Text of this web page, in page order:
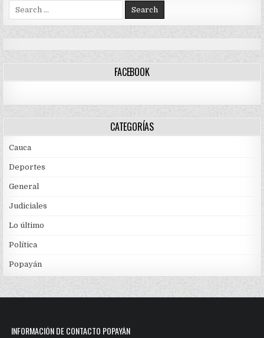
Search
for:
FACEBOOK
CATEGORÍAS
Cauca
Deportes
General
Judiciales
Lo último
Política
Popayán
INFORMACIÓN DE CONTACTO POPAYÁN